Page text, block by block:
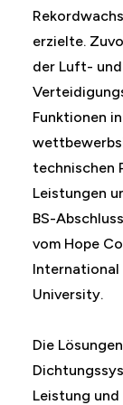
erzielte.
der Luft-
Funktionen
technischen
Leistungen
BS-
vom Hope
International
University.
Die
Leistung